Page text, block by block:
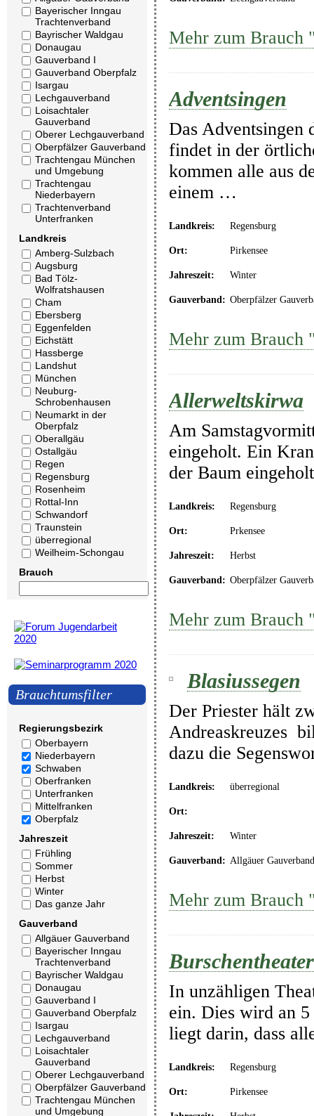
Bayerischer Inngau
Trachtenverband
Bayrischer Waldgau
Donaugau
Gauverband I
Gauverband Oberpfalz
Isargau
Lechgauverband
Loisachtaler
Gauverband
Oberer Lechgauverband
Oberpfälzer Gauverband
Trachtengau München
und Umgebung
Trachtengau
Niederbayern
Trachtenverband
Unterfranken
Landkreis
Amberg-Sulzbach
Augsburg
Bad Tölz-
Wolfratshausen
Cham
Ebersberg
Eggenfelden
Eichstätt
Hassberge
Landshut
München
Neuburg-
Schrobenhausen
Neumarkt in der
Oberpfalz
Oberallgäu
Ostallgäu
Regen
Regensburg
Rosenheim
Rottal-Inn
Schwandorf
Traunstein
überregional
Weilheim-Schongau
Brauch
Brauchtumsfilter
Regierungsbezirk
Oberbayern
Niederbayern
Schwaben
Oberfranken
Unterfranken
Mittelfranken
Oberpfalz
Jahreszeit
Frühling
Sommer
Herbst
Winter
Das ganze Jahr
Gauverband
Allgäuer Gauverband
Bayerischer Inngau
Trachtenverband
Bayrischer Waldgau
Donaugau
Gauverband I
Gauverband Oberpfalz
Isargau
Lechgauverband
Loisachtaler
Gauverband
Oberer Lechgauverband
Oberpfälzer Gauverband
Trachtengau München
und Umgebung
Mehr zum Brauch
Adventsingen
Das Adventsingen
findet in der
kommen alle aus
einem …
Landkreis: Regensburg
Ort: Pirkensee
Jahreszeit: Winter
Gauverband: Oberpfälzer
Mehr zum Brauch
Allerweltskirwa
Am
eingeholt. Ein
der Baum
Landkreis: Regensburg
Ort: Prkensee
Jahreszeit: Herbst
Gauverband: Oberpfälzer
Mehr zum
Blasiussegen
Der Priester hält
Andreaskreuzes
dazu die
Landkreis: überregional
Ort:
Jahreszeit: Winter
Gauverband: Allgäuer Gauverband
Mehr zum Brauch
Burschentheater
In unzähligen
ein. Dies wird an
liegt darin, dass
Landkreis: Regensburg
Ort: Pirkensee